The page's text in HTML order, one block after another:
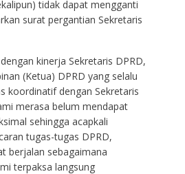
tidak dapat mengganti
surat pergantian Sekretaris
kinerja Sekretaris DPRD,
(Ketua) DPRD yang selalu
koordinatif dengan Sekretaris
merasa belum mendapat
sehingga acapkali
tugas-tugas DPRD,
berjalan sebagaimana
terpaksa langsung